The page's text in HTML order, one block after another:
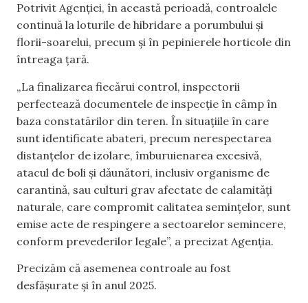
Potrivit Agenției, în această perioadă, controalele
continuă la loturile de hibridare a porumbului și
florii-soarelui, precum și în pepinierele horticole din
întreaga țară.
„La finalizarea fiecărui control, inspectorii
perfectează documentele de inspecție în câmp în
baza constatărilor din teren. În situațiile în care
sunt identificate abateri, precum nerespectarea
distanțelor de izolare, îmburuienarea excesivă,
atacul de boli și dăunători, inclusiv organisme de
carantină, sau culturi grav afectate de calamități
naturale, care compromit calitatea semințelor, sunt
emise acte de respingere a sectoarelor semincere,
conform prevederilor legale”, a precizat Agenția.
Precizăm că asemenea controale au fost
desfășurate și în anul 2025.